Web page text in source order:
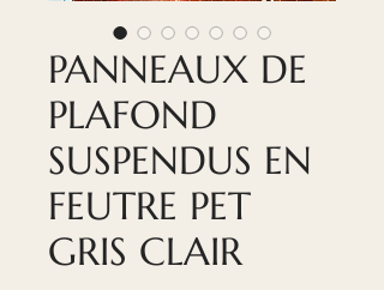
PANNEAUX DE
PLAFOND
SUSPENDUS EN
FEUTRE PET
GRIS CLAIR